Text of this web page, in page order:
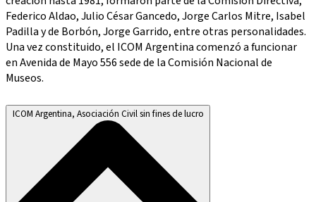
Federico Aldao, Julio César Gancedo, Jorge Carlos Mitre, Isabel
Padilla y de Borbón, Jorge Garrido, entre otras personalidades.
Una vez constituido, el ICOM Argentina comenzó a funcionar
en Avenida de Mayo 556 sede de la Comisión Nacional de
Museos.
ICOM Argentina, Asociación Civil sin fines de lucro